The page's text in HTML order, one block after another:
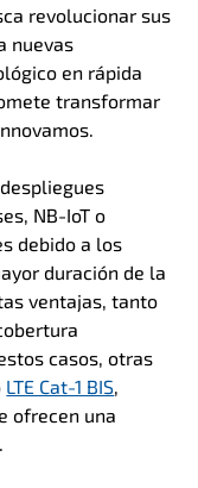
revolucionar sus
nuevas
en rápida
transformar
NB-IoT o
debido a los
duración de la
ventajas, tanto
casos, otras
LTE Cat-1 BIS,
ofrecen una